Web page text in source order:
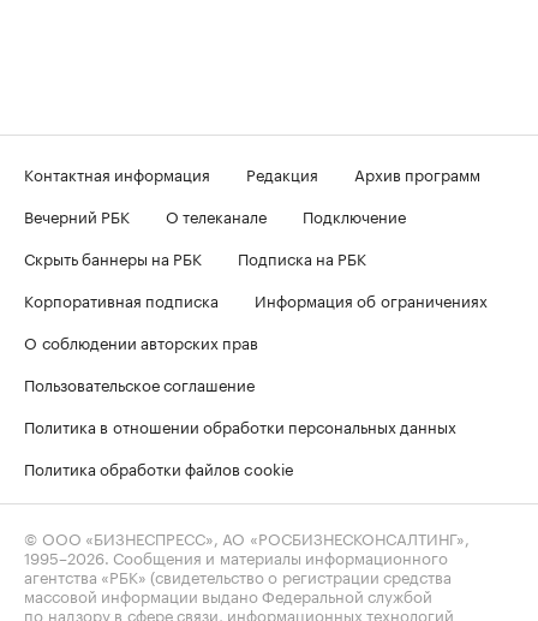
Контактная информация Редакция
Архив программ
Вечерний РБК
О телеканале
Подключение
Скрыть баннеры на РБК
Подписка на РБК
Корпоративная подписка
Информация об ограничениях
О соблюдении авторских прав
Пользовательское соглашение
Политика в отношении обработки персональных данных
Политика обработки файлов cookie
© ООО «БИЗНЕСПРЕСС», АО «РОСБИЗНЕСКОНСАЛТИНГ»,
1995–2026 . Сообщения и материалы информационного
агентства «РБК» (свидетельство о регистрации средства
массовой информации выдано Федеральной службой
по надзору в сфере связи, информационных технологий